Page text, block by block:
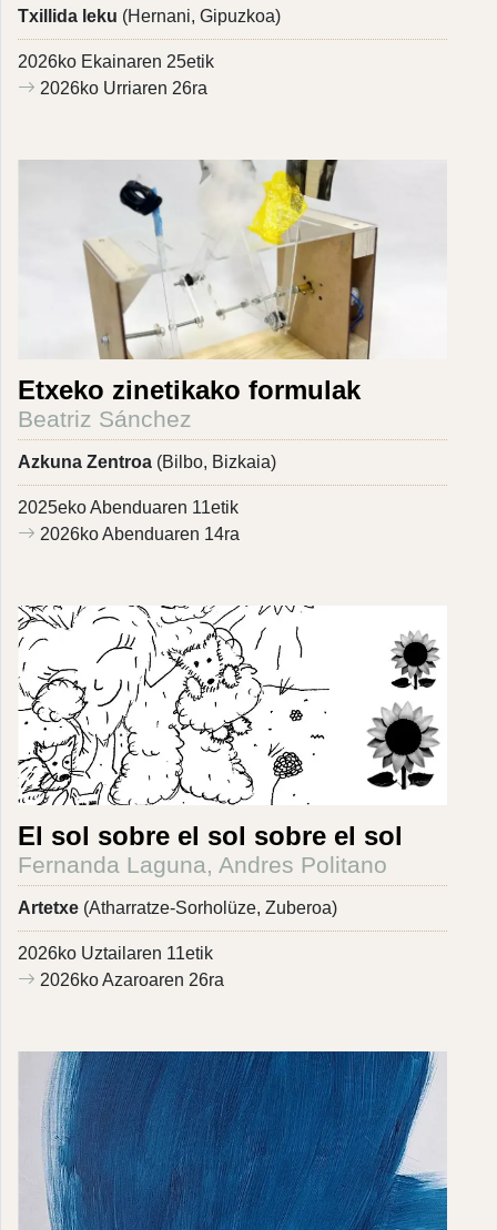
Txillida leku (Hernani, Gipuzkoa)
2026ko Ekainaren 25etik
2026ko Urriaren 26ra
Etxeko zinetikako formulak
Beatriz Sánchez
Azkuna Zentroa (Bilbo, Bizkaia)
2025eko Abenduaren 11etik
2026ko Abenduaren 14ra
El sol sobre el sol sobre el sol
Fernanda Laguna, Andres Politano
Artetxe (Atharratze-Sorholüze, Zuberoa)
2026ko Uztailaren 11etik
2026ko Azaroaren 26ra